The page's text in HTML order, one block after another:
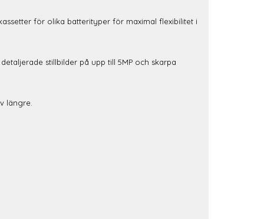
för olika batterityper för maximal flexibilitet i
stillbilder på upp till 5MP och skarpa
längre.